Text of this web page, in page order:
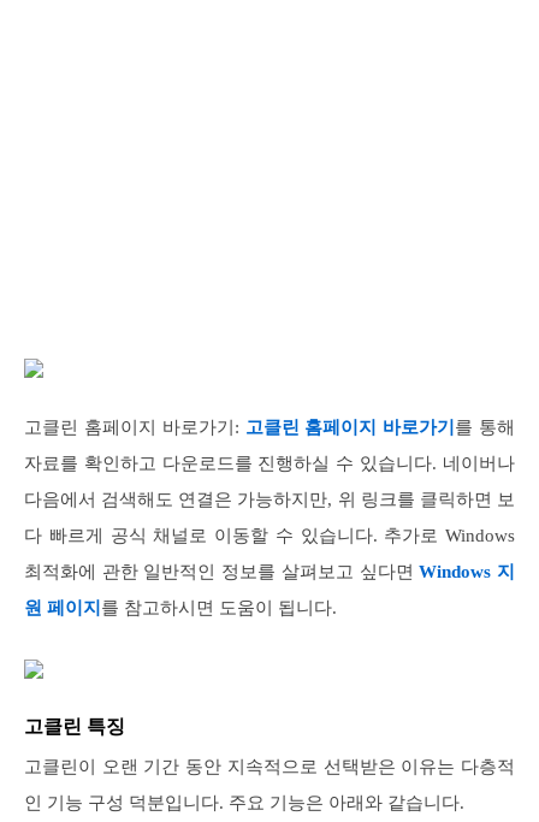
고클린 홈페이지 바로가기: 고클린 홈페이지 바로가기 를 통해
자료를 확인하고 다운로드를 진행하실 수 있습니다. 네이버나
다음에서 검색해도 연결은 가능하지만, 위 링크를 클릭하면 보
다 빠르게 공식 채널로 이동할 수 있습니다. 추가로 Windows
최적화에 관한 일반적인 정보를 살펴보고 싶다면Windows 지
원 페이지 를 참고하시면 도움이 됩니다.
고클린 특징
고클린이 오랜 기간 동안 지속적으로 선택받은 이유는 다층적
인 기능 구성 덕분입니다. 주요 기능은 아래와 같습니다.